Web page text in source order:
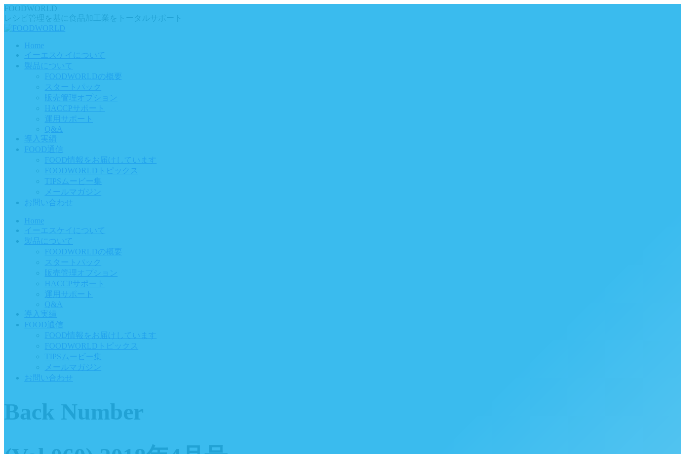
Skip
to
content
FOODWORLD
レシピ管理を基に食品加工業をトータルサポート
Home
イーエスケイについて
製品について
FOODWORLDの概要
スタートパック
販売管理オプション
HACCPサポート
運用サポート
Q&A
導入実績
FOOD通信
FOOD情報をお届けしています
FOODWORLDトピックス
TIPSムービー集
メールマガジン
お問い合わせ
Home
イーエスケイについて
製品について
FOODWORLDの概要
スタートパック
販売管理オプション
HACCPサポート
運用サポート
Q&A
導入実績
FOOD通信
FOOD情報をお届けしています
FOODWORLDトピックス
TIPSムービー集
メールマガジン
お問い合わせ
Back Number